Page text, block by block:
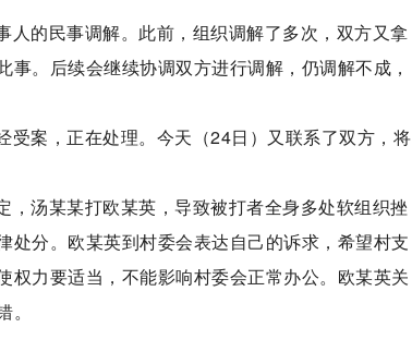
的民事调解。此前，组织调解了多次，双方又拿
。后续会继续协调双方进行调解，仍调解不成，
案，正在处理。今天（24日）又联系了双方，将
汤某某打欧某英，导致被打者全身多处软组织挫
分。欧某英到村委会表达自己的诉求，希望村支
力要适当，不能影响村委会正常办公。欧某英关